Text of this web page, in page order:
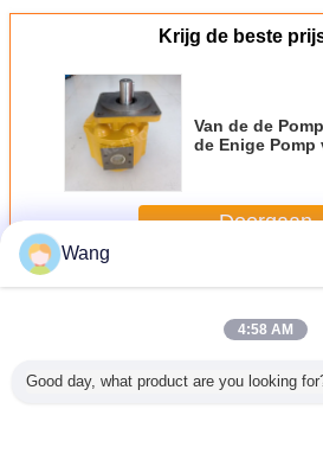
Krijg de beste
Van de de
de Enige Pomp
Vierkante voor
Doorgaan
MeerDe pomp van het ladertoestel
Wang
4:58 AM
Good day, what product are you looking